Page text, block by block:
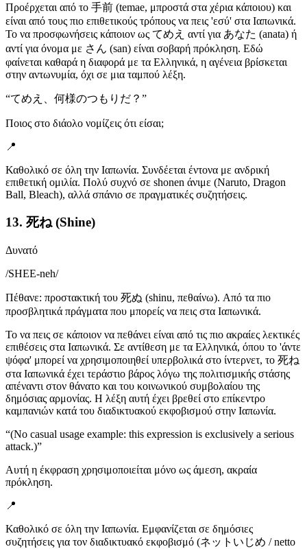
Προέρχεται από το 手前 (temae, μπροστά στα χέρια κάποιου) και
είναι από τους πιο επιθετικούς τρόπους να πεις 'εσύ' στα Ιαπωνικά.
Το να προσφωνήσεις κάποιον ως てめえ αντί για あなた (anata) ή
αντί για όνομα με さん (san) είναι σοβαρή πρόκληση. Εδώ
φαίνεται καθαρά η διαφορά με τα Ελληνικά, η αγένεια βρίσκεται
στην αντωνυμία, όχι σε μια ταμπού λέξη.
“てめえ、何様のつもりだ？ ”
Ποιος στο διάολο νομίζεις ότι είσαι;
📍
Καθολικό σε όλη την Ιαπωνία. Συνδέεται έντονα με ανδρική
επιθετική ομιλία. Πολύ συχνό σε shonen άνιμε (Naruto, Dragon
Ball, Bleach), αλλά σπάνιο σε πραγματικές συζητήσεις.
13. 死ね (Shine)
Δυνατό
/SHEE-neh/
Πέθανε: προστακτική του 死ぬ (shinu, πεθαίνω). Από τα πιο
προσβλητικά πράγματα που μπορείς να πεις στα Ιαπωνικά.
Το να πεις σε κάποιον να πεθάνει είναι από τις πιο ακραίες λεκτικές
επιθέσεις στα Ιαπωνικά. Σε αντίθεση με τα Ελληνικά, όπου το 'άντε
ψόφα' μπορεί να χρησιμοποιηθεί υπερβολικά στο ίντερνετ, το 死ね
στα Ιαπωνικά έχει τεράστιο βάρος λόγω της πολιτισμικής στάσης
απέναντι στον θάνατο και του κοινωνικού συμβολαίου της
δημόσιας αρμονίας. Η λέξη αυτή έχει βρεθεί στο επίκεντρο
καμπανιών κατά του διαδικτυακού εκφοβισμού στην Ιαπωνία.
“(No casual usage example: this expression is exclusively a serious
attack.)”
Αυτή η έκφραση χρησιμοποιείται μόνο ως άμεση, ακραία
πρόκληση.
📍
Καθολικό σε όλη την Ιαπωνία. Εμφανίζεται σε δημόσιες
συζητήσεις για τον διαδικτυακό εκφοβισμό (ネットいじめ / netto